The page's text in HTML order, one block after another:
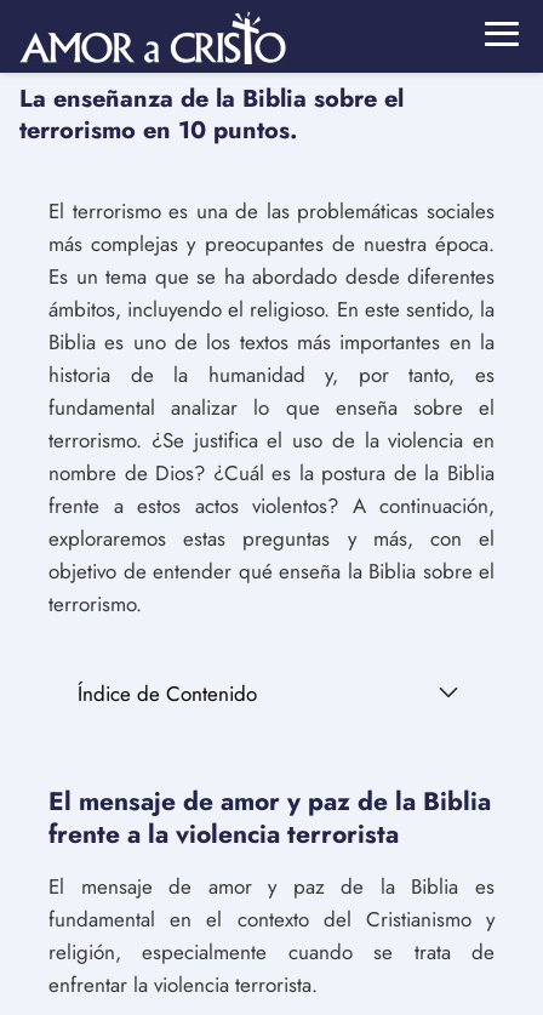
La enseñanza de la Biblia sobre el
terrorismo en 10 puntos.
El terrorismo es una de las problemáticas sociales
más complejas y preocupantes de nuestra época.
Es un tema que se ha abordado desde diferentes
ámbitos, incluyendo el religioso. En este sentido, la
Biblia es uno de los textos más importantes en la
historia de la humanidad y, por tanto, es
fundamental analizar lo que enseña sobre el
terrorismo. ¿Se justifica el uso de la violencia en
nombre de Dios? ¿Cuál es la postura de la Biblia
frente a estos actos violentos? A continuación,
exploraremos estas preguntas y más, con el
objetivo de entender qué enseña la Biblia sobre el
terrorismo.
Índice de Contenido
El mensaje de amor y paz de la Biblia
frente a la violencia terrorista
El mensaje de amor y paz de la Biblia es
fundamental en el contexto del Cristianismo y
religión, especialmente cuando se trata de
enfrentar la violencia terrorista.